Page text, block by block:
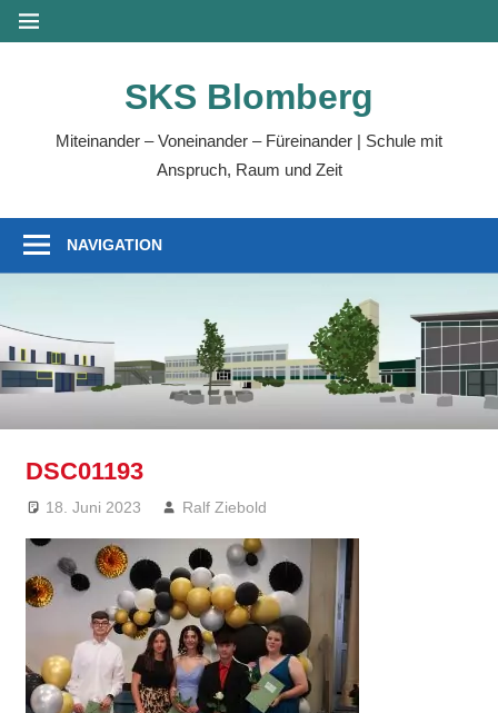
Zum
Inhalt
MENÜ
SKS Blomberg
Miteinander – Voneinander – Füreinander | Schule mit
Anspruch, Raum und Zeit
NAVIGATION
DSC01193
18. Juni 2023 Ralf Ziebold